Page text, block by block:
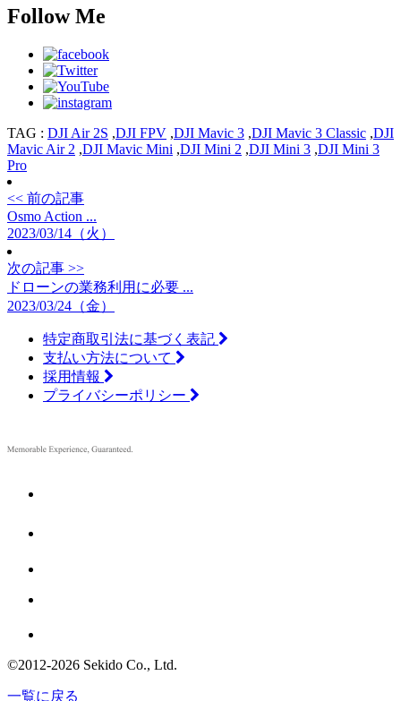
Follow Me
TAG : DJI Air 2S ,DJI FPV ,DJI Mavic 3 ,DJI Mavic 3 Classic ,DJI
Mavic Air 2 ,DJI Mavic Mini ,DJI Mini 2 ,DJI Mini 3 ,DJI Mini 3
Pro
<< 前の記事
Osmo Action ...
2023/03/14（火）
次の記事 >>
ドローンの業務利用に必要 ...
2023/03/24（金）
特定商取引法に基づく表記
支払い方法について
採用情報
プライバシーポリシー
©2012-2026 Sekido Co., Ltd.
一覧に戻る